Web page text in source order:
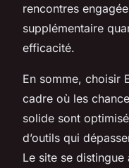
rencontres
supplémentaire
efficacité.
En somme, choisir
cadre où les
solide sont
d’outils qui
Le site se